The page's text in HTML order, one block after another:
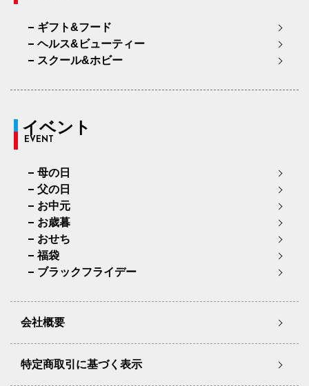
ギフト&フード
ヘルス&ビューティー
スクール&ホビー
イベント
EVENT
母の日
父の日
お中元
お歳暮
おせち
福袋
ブラックフライデー
会社概要
特定商取引に基づく表示